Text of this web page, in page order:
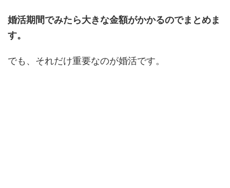
婚活期間でみたら大きな金額がかかるのでまとめま
す。
でも、それだけ重要なのが婚活です。